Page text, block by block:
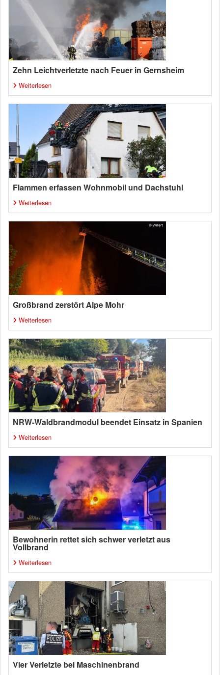
Zehn Leichtverletzte nach Feuer in Gernsheim
Weiterlesen
Flammen erfassen Wohnmobil und Dachstuhl
Weiterlesen
Großbrand zerstört Alpe Mohr
Weiterlesen
NRW-Waldbrandmodul beendet Einsatz in Spanien
Weiterlesen
Bewohnerin rettet sich schwer verletzt aus
Vollbrand
Weiterlesen
Vier Verletzte bei Maschinenbrand